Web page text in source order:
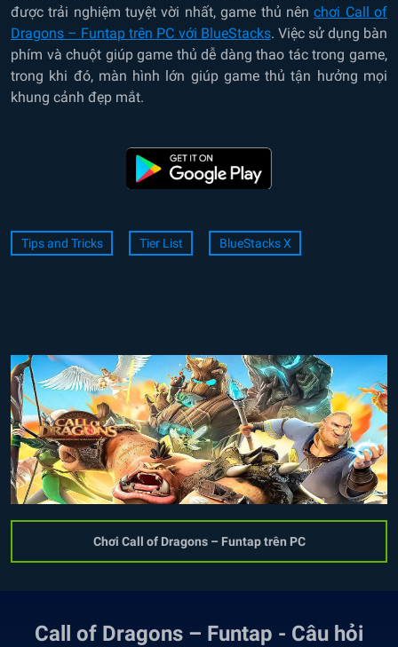
được trải nghiệm tuyệt vời nhất, game thủ nênchơi Call of
Dragons – Funtap trên PC với BlueStacks. Việc sử dụng bàn
phím và chuột giúp game thủ dễ dàng thao tác trong game,
trong khi đó, màn hình lớn giúp game thủ tận hưởng mọi
khung cảnh đẹp mắt.
Tips and Tricks Tier List BlueStacks X
Chơi Call of Dragons – Funtap trên PC
Call of Dragons – Funtap - Câu hỏi